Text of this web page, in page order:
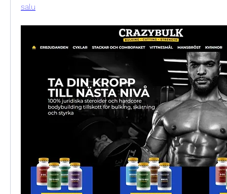
salu